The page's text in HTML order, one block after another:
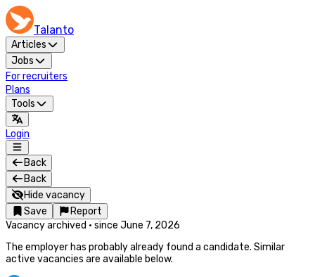
Talanto
Articles
Jobs
For recruiters
Plans
Tools
Login
Back
Back
Hide vacancy
Save
Report
Vacancy archived · since June 7, 2026
The employer has probably already found a candidate. Similar
active vacancies are available below.